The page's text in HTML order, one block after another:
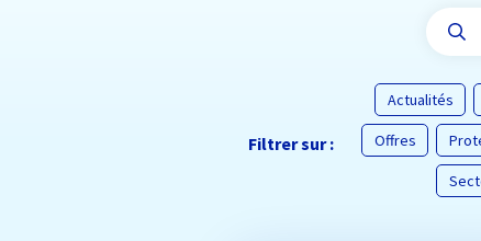
Filtrer sur :
Actualités
Offres